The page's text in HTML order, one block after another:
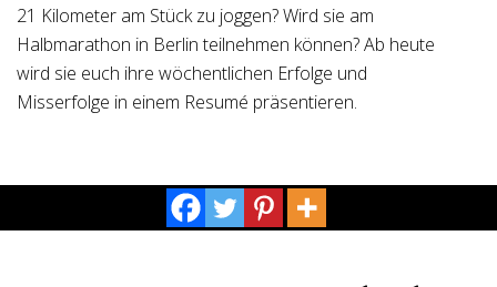
21 Kilometer am Stück zu joggen? Wird sie am
Halbmarathon in Berlin teilnehmen können? Ab heute
wird sie euch ihre wöchentlichen Erfolge und
Misserfolge in einem Resumé präsentieren.